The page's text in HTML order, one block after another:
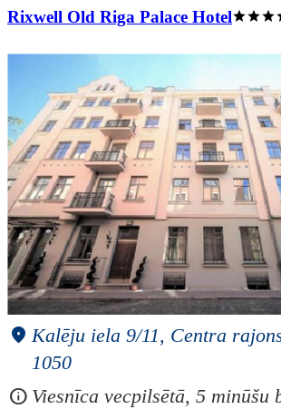
Rixwell Old Riga Palace Hotel
Kalēju iela 9/11, Centra
1050
Viesnīca vecpilsētā, 5 minūšu